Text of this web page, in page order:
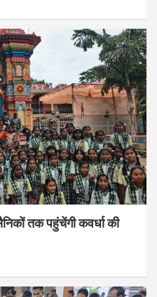
तक पहुंचेंगी कवर्धा की